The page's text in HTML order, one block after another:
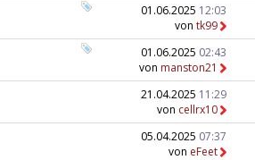
01.06.2025 12:03
von tk99
01.06.2025 02:43
von manston21
21.04.2025 11:29
von cellrx10
05.04.2025 07:37
von eFeet